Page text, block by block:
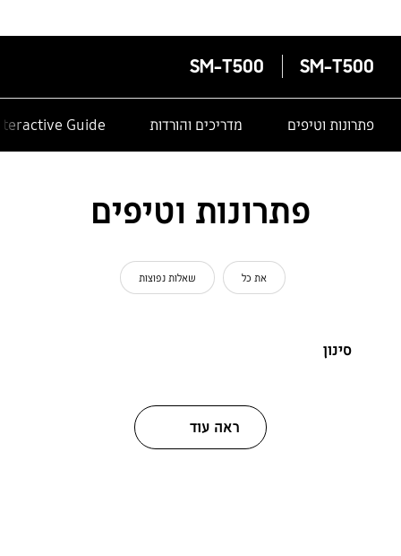
SM-T500
SM-T500
פתרונות וטיפים מדריכים והורדות Guide
פתרונות וטיפים
את כל שאלות נפוצות
סינון
ראה עוד